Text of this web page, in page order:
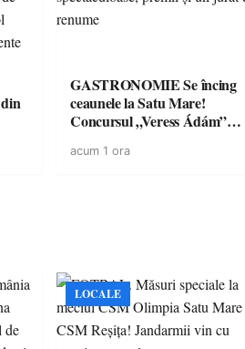
GASTRONOMIE Se încing
ceaunele la Satu Mare!
Concursul „Veress Ádám”
spectaculoase, premii și un
acum 1 ora
LOCALE